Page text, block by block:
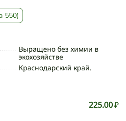
550)
Выращено без химии в
экохозяйстве
Краснодарский край.
225.00₽